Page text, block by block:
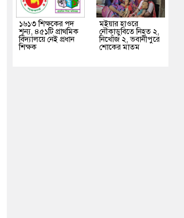
১৬১৩ শিক্ষকের পদ
শূন্য, ৪৫১টি প্রাথমিক
বিদ্যালয়ে নেই প্রধান
শিক্ষক
মইয়ার হাওরে
নৌকাডুবিতে নিহত ২,
নিখোঁজ ২, ভবানীপুরে
শোকের মাতম